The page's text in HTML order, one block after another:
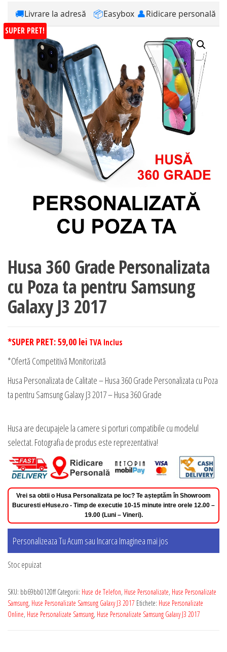
🚚Livrare la adresă 📦Easybox 👤Ridicare personală
SUPER PRET!
Husa 360 Grade Personalizata
cu Poza ta pentru Samsung
Galaxy J3 2017
*SUPER PRET:59,00 lei TVA Inclus
*Ofertă Competitivă Monitorizată
Husa Personalizata de Calitate – Husa 360 Grade Personalizata cu Poza
ta pentru Samsung Galaxy J3 2017 – Husa 360 Grade
Husa are decupajele la camere si porturi compatibile cu modelul
selectat. Fotografia de produs este reprezentativa!
Vrei sa obtii o Husa Personalizata pe loc? Te așteptăm în Showroom
Bucuresti eHuse.ro - Timp de executie 10-15 minute intre orele 12.00 –
19.00 (Luni – Vineri).
Personalizeaza Tu Acum sau Incarca Imaginea mai jos
Stoc epuizat
SKU: bb69bb0120ff Categorii: Huse de Telefon, Huse Personalizate, Huse Personalizate
Samsung, Huse Personalizate Samsung Galaxy J3 2017 Etichete: Huse Personalizate
Online, Huse Personalizate Samsung, Huse Personalizate Samsung Galaxy J3 2017